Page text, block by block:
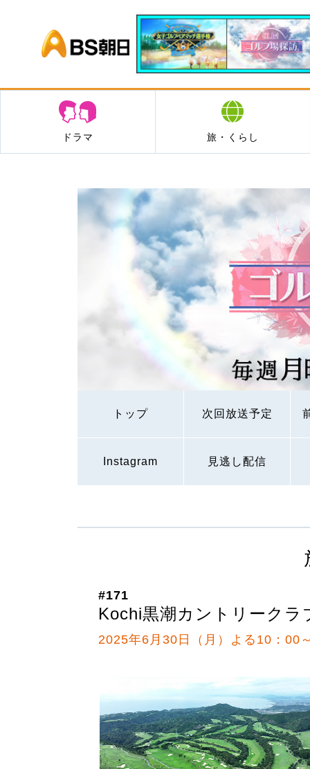
BS朝日
ドラマ 旅・くらし
トップ 次回放送予定
Instagram 見逃し配信
#171
Kochi黒潮カントリークラ
2025年6月30日（月）よる10：00